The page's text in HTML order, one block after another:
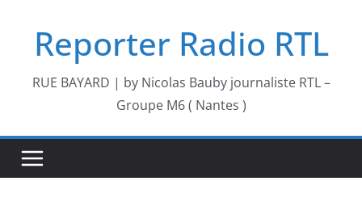
contenuReporter Radio RTL
RUE BAYARD | by Nicolas Bauby journaliste RTL –
Groupe M6 ( Nantes )